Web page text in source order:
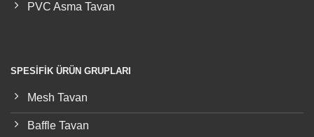
PVC Asma Tavan
SPESİFİK ÜRÜN GRUPLARI
Mesh Tavan
Baffle Tavan